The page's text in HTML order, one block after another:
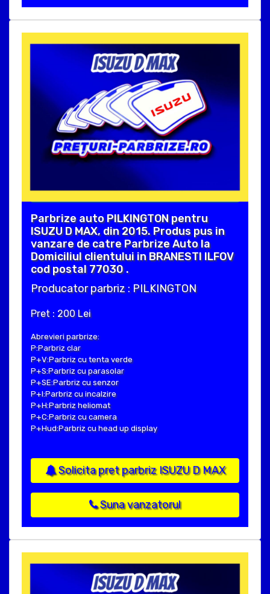
Parbrize auto PILKINGTON pentru
ISUZU D MAX, din 2015. Produs pus in
vanzare de catre Parbrize Auto la
Domiciliul clientului in BRANESTI ILFOV
cod postal 77030 .
Producator parbriz : PILKINGTON
Pret : 200 Lei
Abrevieri parbrize:
P:Parbriz clar
P+V:Parbriz cu tenta verde
P+S:Parbriz cu parasolar
P+SE:Parbriz cu senzor
P+I:Parbriz cu incalzire
P+H:Parbriz heliomat
P+C:Parbriz cu camera
P+Hud:Parbriz cu head up display
Solicita pret parbriz ISUZU D MAX
Suna vanzatorul